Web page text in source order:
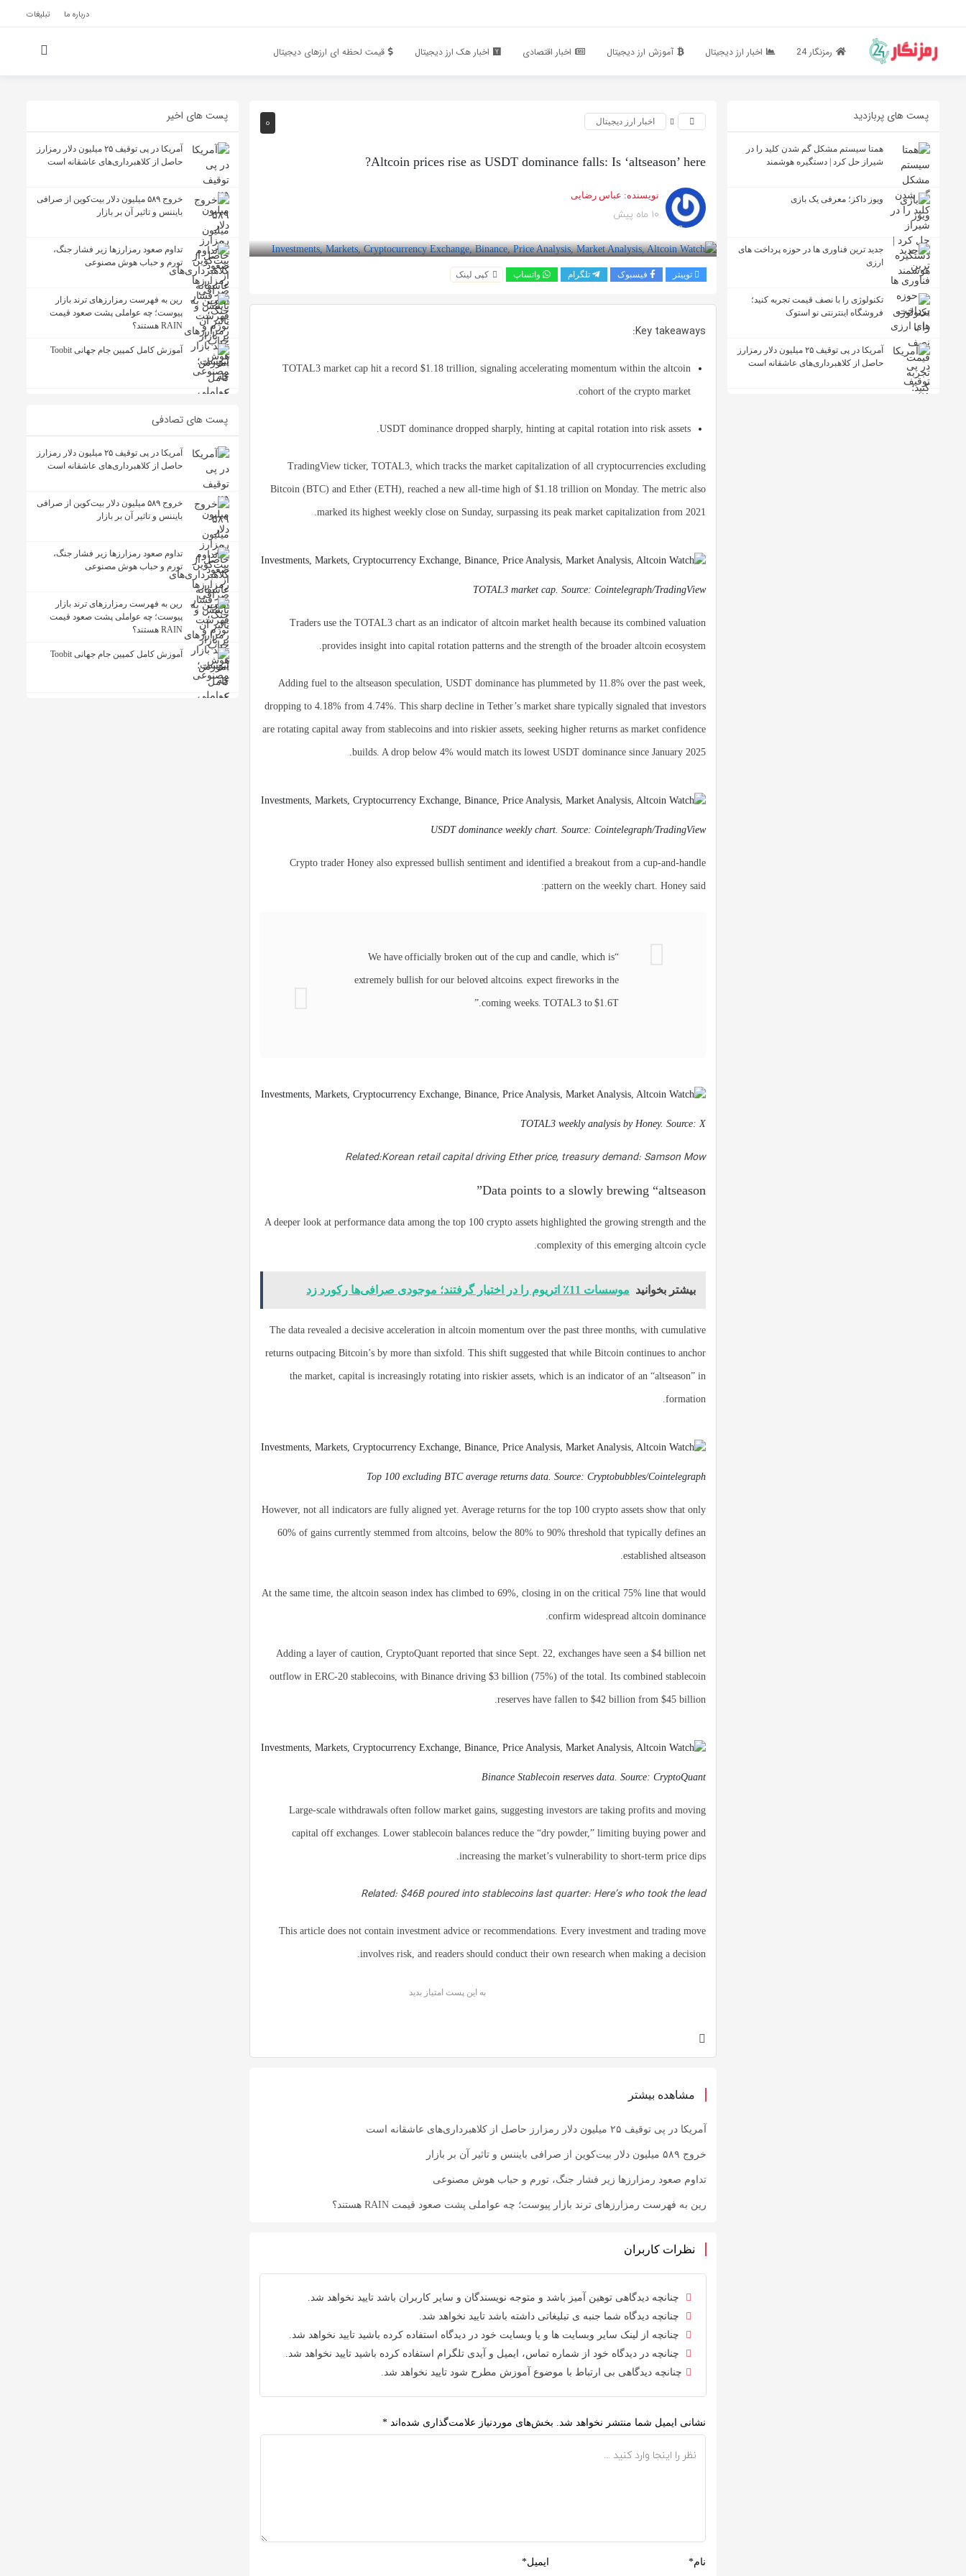
درباره ما تبلیغات
رمزنگار 24 اخبار ارز دیجیتال آموزش ارز دیجیتال اخبار اقتصادی اخبار هک ارز دیجیتال قیمت لحظه ای ارزهای دیجیتال
پست های پربازدید
همتا سیستم مشکل گم شدن کلید را در
شیراز حل کرد | دستگیره هوشمند
ویوز داکز؛ معرفی یک بازی
جدید ترین فناوری ها در حوزه پرداخت های
ارزی
تکنولوژی را با نصف قیمت تجربه کنید؛
فروشگاه اینترنتی نو استوک
آمریکا در پی توقیف ۲۵ میلیون دلار رمزارز
حاصل از کلاهبرداری‌های عاشقانه است
0 اخبار ارز دیجیتال
Altcoin prices rise as USDT dominance falls: Is ‘altseason’ here?
نویسنده: عباس رضایی
10 ماه پیش
توییتر فیسبوک تلگرام واتساپ کپی لینک
Key takeaways:
TOTAL3 market cap hit a record $1.18 trillion, signaling accelerating momentum within the altcoin
cohort of the crypto market.
USDT dominance dropped sharply, hinting at capital rotation into risk assets.
TradingView ticker, TOTAL3, which tracks the market capitalization of all cryptocurrencies excluding
Bitcoin (BTC) and Ether (ETH), reached a new all-time high of $1.18 trillion on Monday. The metric also
marked its highest weekly close on Sunday, surpassing its peak market capitalization from 2021.
TOTAL3 market cap. Source: Cointelegraph/TradingView
Traders use the TOTAL3 chart as an indicator of altcoin market health because its combined valuation
provides insight into capital rotation patterns and the strength of the broader altcoin ecosystem.
Adding fuel to the altseason speculation, USDT dominance has plummeted by 11.8% over the past week,
dropping to 4.18% from 4.74%. This sharp decline in Tether’s market share typically signaled that investors
are rotating capital away from stablecoins and into riskier assets, seeking higher returns as market confidence
builds. A drop below 4% would match its lowest USDT dominance since January 2025.
USDT dominance weekly chart. Source: Cointelegraph/TradingView
Crypto trader Honey also expressed bullish sentiment and identified a breakout from a cup-and-handle
pattern on the weekly chart. Honey said:
“We have officially broken out of the cup and candle, which is
extremely bullish for our beloved altcoins. expect fireworks in the
coming weeks. TOTAL3 to $1.6T.”
TOTAL3 weekly analysis by Honey. Source: X
Related:Korean retail capital driving Ether price, treasury demand: Samson Mow
Data points to a slowly brewing “altseason”
A deeper look at performance data among the top 100 crypto assets highlighted the growing strength and the
complexity of this emerging altcoin cycle.
بیشتر بخوانید موسسات 11٪ اتریوم را در اختیار گرفتند؛ موجودی صرافی‌ها رکورد زد
The data revealed a decisive acceleration in altcoin momentum over the past three months, with cumulative
returns outpacing Bitcoin’s by more than sixfold. This shift suggested that while Bitcoin continues to anchor
the market, capital is increasingly rotating into riskier assets, which is an indicator of an “altseason” in
formation.
Top 100 excluding BTC average returns data. Source: Cryptobubbles/Cointelegraph
However, not all indicators are fully aligned yet. Average returns for the top 100 crypto assets show that only
60% of gains currently stemmed from altcoins, below the 80% to 90% threshold that typically defines an
established altseason.
At the same time, the altcoin season index has climbed to 69%, closing in on the critical 75% line that would
confirm widespread altcoin dominance.
Adding a layer of caution, CryptoQuant reported that since Sept. 22, exchanges have seen a $4 billion net
outflow in ERC-20 stablecoins, with Binance driving $3 billion (75%) of the total. Its combined stablecoin
reserves have fallen to $42 billion from $45 billion.
Binance Stablecoin reserves data. Source: CryptoQuant
Large-scale withdrawals often follow market gains, suggesting investors are taking profits and moving
capital off exchanges. Lower stablecoin balances reduce the “dry powder,” limiting buying power and
increasing the market’s vulnerability to short-term price dips.
Related: $46B poured into stablecoins last quarter: Here’s who took the lead
This article does not contain investment advice or recommendations. Every investment and trading move
involves risk, and readers should conduct their own research when making a decision.
به این پست امتیاز بدید
مشاهده بیشتر
آمریکا در پی توقیف ۲۵ میلیون دلار رمزارز حاصل از کلاهبرداری‌های عاشقانه است
خروج ۵۸۹ میلیون دلار بیت‌کوین از صرافی بایننس و تاثیر آن بر بازار
تداوم صعود رمزارزها زیر فشار جنگ، تورم و حباب هوش مصنوعی
رین به فهرست رمزارزهای ترند بازار پیوست؛ چه عواملی پشت صعود قیمت RAIN هستند؟
نظرات کاربران
چنانچه دیدگاهی توهین آمیز باشد و متوجه نویسندگان و سایر کاربران باشد تایید نخواهد شد.
چنانچه دیدگاه شما جنبه ی تبلیغاتی داشته باشد تایید نخواهد شد.
چنانچه از لینک سایر وبسایت ها و یا وبسایت خود در دیدگاه استفاده کرده باشید تایید نخواهد شد.
چنانچه در دیدگاه خود از شماره تماس، ایمیل و آیدی تلگرام استفاده کرده باشید تایید نخواهد شد.
چنانچه دیدگاهی بی ارتباط با موضوع آموزش مطرح شود تایید نخواهد شد.
نشانی ایمیل شما منتشر نخواهد شد. بخش‌های موردنیاز علامت‌گذاری شده‌اند *
نام* ایمیل*
پست های اخیر
آمریکا در پی توقیف ۲۵ میلیون دلار رمزارز
حاصل از کلاهبرداری‌های عاشقانه است
خروج ۵۸۹ میلیون دلار بیت‌کوین از صرافی
بایننس و تاثیر آن بر بازار
تداوم صعود رمزارزها زیر فشار جنگ،
تورم و حباب هوش مصنوعی
رین به فهرست رمزارزهای ترند بازار
پیوست؛ چه عواملی پشت صعود قیمت
RAIN هستند؟
آموزش کامل کمپین جام جهانی Toobit
پست های تصادفی
آمریکا در پی توقیف ۲۵ میلیون دلار رمزارز
حاصل از کلاهبرداری‌های عاشقانه است
خروج ۵۸۹ میلیون دلار بیت‌کوین از صرافی
بایننس و تاثیر آن بر بازار
تداوم صعود رمزارزها زیر فشار جنگ،
تورم و حباب هوش مصنوعی
رین به فهرست رمزارزهای ترند بازار
پیوست؛ چه عواملی پشت صعود قیمت
RAIN هستند؟
آموزش کامل کمپین جام جهانی Toobit